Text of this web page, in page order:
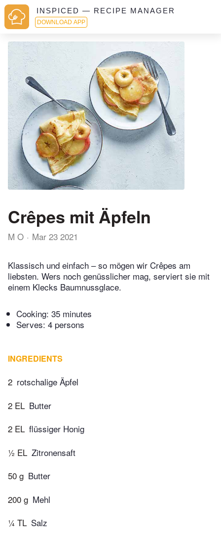
INSPICED — RECIPE MANAGER
DOWNLOAD APP
Crêpes mit Äpfeln
M O Mar 23 2021
Klassisch und einfach – so mögen wir Crêpes am
liebsten. Wers noch genüsslicher mag, serviert sie mit
einem Klecks Baumnussglace.
Cooking: 35 minutes
Serves: 4 persons
INGREDIENTS
2 rotschalige Äpfel
2 EL Butter
2 EL flüssiger Honig
½ EL Zitronensaft
50 g Butter
200 g Mehl
¼ TL Salz